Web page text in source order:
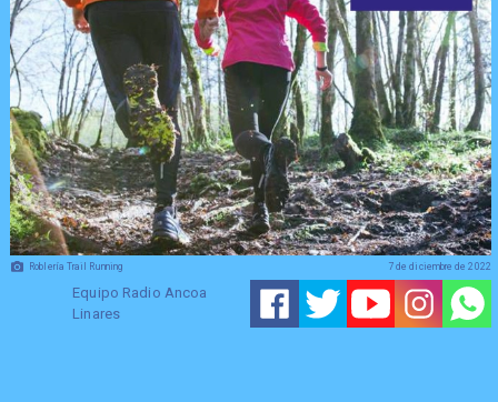
Roblería Trail Running
Equipo Radio Ancoa
Linares
7 de diciembre de 2022